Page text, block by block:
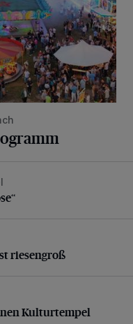
riesengroß
Kulturtempel
Kulturtempel